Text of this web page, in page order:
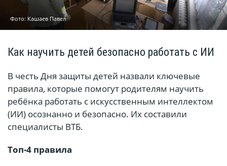
Фото: Кашаев Павел
Как научить детей безопасно работать с ИИ
В честь Дня защиты детей назвали ключевые
правила, которые помогут родителям научить
ребёнка работать с искусственным интеллектом
(ИИ) осознанно и безопасно. Их составили
специалисты ВТБ.
Топ-4 правила